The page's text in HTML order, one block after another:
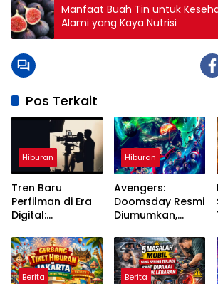
Manfaat Buah Tin untuk
Alami yang Kaya Nutrisi
Pos Terkait
Hiburan
Tren Baru
Perfilman di Era
Digital:
Teknologi, dan
Perubahan Cara
Menonton
Hiburan
Avengers:
Doomsday Resmi
Diumumkan,
Besar MCU
Segera Dimulai
Berita Berita